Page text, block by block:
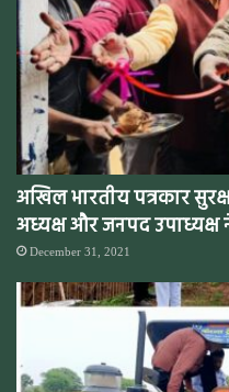
अखिल भारतीय पत्रकार
अध्यक्ष और जनपद उपाध्यक्ष
December 31, 2021